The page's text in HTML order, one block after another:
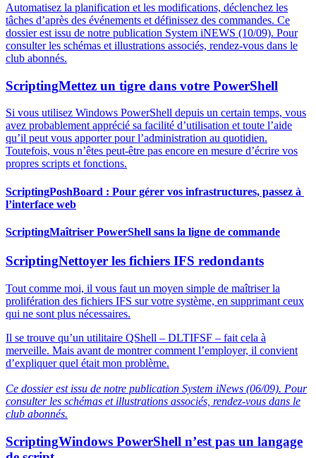
Automatisez la planification et les modifications, déclenchez les
tâches d’après des événements et définissez des commandes. Ce
dossier est issu de notre publication System iNEWS (10/09). Pour
consulter les schémas et illustrations associés, rendez-vous dans le
club abonnés.
ScriptingMettez un tigre dans votre PowerShell
Si vous utilisez Windows PowerShell depuis un certain temps, vous
avez probablement apprécié sa facilité d’utilisation et toute l’aide
qu’il peut vous apporter pour l’administration au quotidien.
Toutefois, vous n’êtes peut-être pas encore en mesure d’écrire vos
propres scripts et fonctions.
ScriptingPoshBoard : Pour gérer vos infrastructures, passez à
l’interface web
ScriptingMaîtriser PowerShell sans la ligne de commande
ScriptingNettoyer les fichiers IFS redondants
Tout comme moi, il vous faut un moyen simple de maîtriser la
prolifération des fichiers IFS sur votre système, en supprimant ceux
qui ne sont plus nécessaires.
Il se trouve qu’un utilitaire QShell – DLTIFSF – fait cela à
merveille. Mais avant de montrer comment l’employer, il convient
d’expliquer quel était mon problème.
Ce dossier est issu de notre publication System iNews (06/09). Pour
consulter les schémas et illustrations associés, rendez-vous dans le
club abonnés.
ScriptingWindows PowerShell n’est pas un langage